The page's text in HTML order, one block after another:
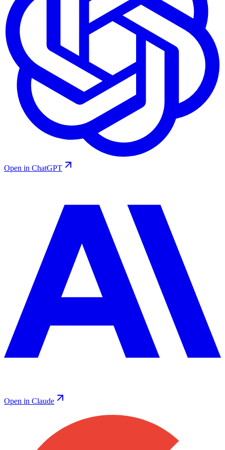
Open in ChatGPT
Open in Claude